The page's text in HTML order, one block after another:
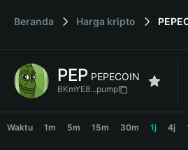
Italiano
简体中文
繁體中文
Bahasa Indonesia
Beranda Harga kripto
PEP PEPECOIN
BKmYE8...pump
Waktu 1m 5m 15m 30m 1j 4j